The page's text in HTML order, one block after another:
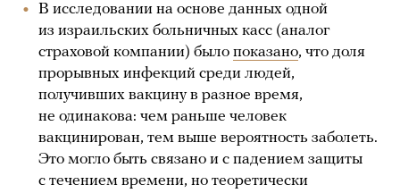
В исследовании на основе данных одной
из израильских больничных касс (аналог
страховой компании) было показано, что доля
прорывных инфекций среди людей,
получивших вакцину в разное время,
не одинакова: чем раньше человек
вакцинирован, тем выше вероятность заболеть.
Это могло быть связано и с падением защиты
с течением времени, но теоретически